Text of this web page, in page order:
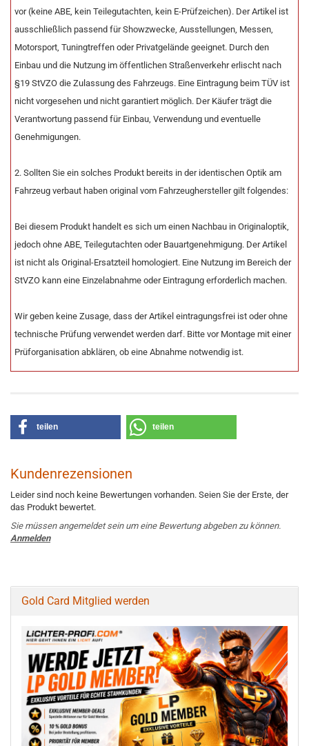
vor (keine ABE, kein Teilegutachten, kein E-Prüfzeichen). Der Artikel ist
ausschließlich passend für Showzwecke, Ausstellungen, Messen,
Motorsport, Tuningtreffen oder Privatgelände geeignet. Durch den
Einbau und die Nutzung im öffentlichen Straßenverkehr erlischt nach
§19 StVZO die Zulassung des Fahrzeugs. Eine Eintragung beim TÜV ist
nicht vorgesehen und nicht garantiert möglich. Der Käufer trägt die
Verantwortung passend für Einbau, Verwendung und eventuelle
Genehmigungen.
2. Sollten Sie ein solches Produkt bereits in der identischen Optik am
Fahrzeug verbaut haben original vom Fahrzeughersteller gilt folgendes:
Bei diesem Produkt handelt es sich um einen Nachbau in Originaloptik,
jedoch ohne ABE, Teilegutachten oder Bauartgenehmigung. Der Artikel
ist nicht als Original-Ersatzteil homologiert. Eine Nutzung im Bereich der
StVZO kann eine Einzelabnahme oder Eintragung erforderlich machen.
Wir geben keine Zusage, dass der Artikel eintragungsfrei ist oder ohne
technische Prüfung verwendet werden darf. Bitte vor Montage mit einer
Prüforganisation abklären, ob eine Abnahme notwendig ist.
teilen teilen
Kundenrezensionen
Leider sind noch keine Bewertungen vorhanden. Seien Sie der Erste, der
das Produkt bewertet.
Sie müssen angemeldet sein um eine Bewertung abgeben zu können.
Anmelden
Gold Card Mitglied werden